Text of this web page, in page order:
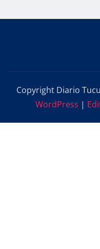
Copyright Diario
WordPress |